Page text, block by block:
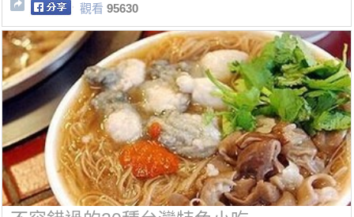
觀看 95630